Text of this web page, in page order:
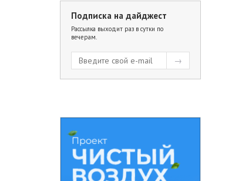
Подписка на дайджест
Рассылка выходит раз в сутки по
вечерам.